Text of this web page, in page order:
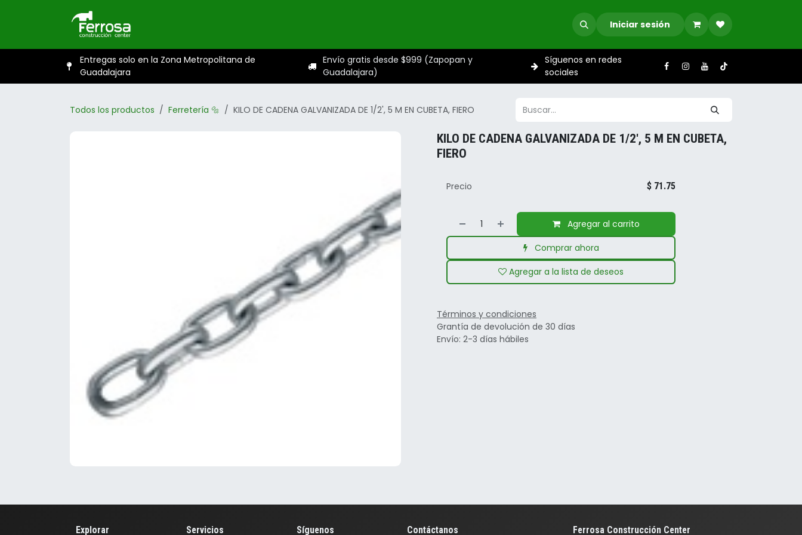
Iniciar sesión
Entregas solo en la Zona Metropolitana de
Guadalajara
Envío gratis desde $999 (Zapopan y
Guadalajara)
Síguenos en redes
sociales
Todos los productos Ferretería 🔩 KILO DE CADENA GALVANIZADA DE 1/2', 5 M EN CUBETA, FIERO
KILO DE CADENA GALVANIZADA DE 1/2', 5 M EN CUBETA,
FIERO
Agregar al carrito
Comprar ahora
Agregar a la lista de deseos
Precio $ 71.75
Términos y condiciones
Grantía de devolución de 30 días
Envío: 2-3 días hábiles
Explorar Servicios Ferrosa Construcción Center
Síguenos Contáctanos